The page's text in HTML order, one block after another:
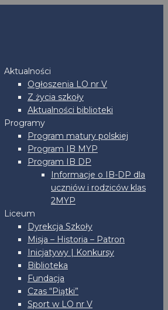
Aktualności
Ogłoszenia LO nr V
Z życia szkoły
Aktualności biblioteki
Programy
Program matury polskiej
Program IB MYP
Program IB DP
Informacje o IB-DP dla
uczniów i rodziców klas
2MYP
Liceum
Dyrekcja Szkoły
Misja – Historia – Patron
Inicjatywy | Konkursy
Biblioteka
Fundacja
Czas “Piątki”
Sport w LO nr V